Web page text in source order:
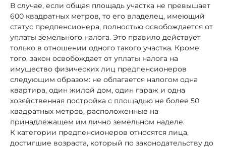
В случае, если общая площадь участка не превышает
600 квадратных метров, то его владелец, имеющий
статус предпенсионера, полностью освобождается от
уплаты земельного налога. Это правило действует
только в отношении одного такого участка. Кроме
того, закон освобождает от уплаты налога на
имущество физических лиц предпенсионеров
следующим образом: не облагается налогом одна
квартира, один жилой дом, один гараж и одна
хозяйственная постройка с площадью не более 50
квадратных метров, расположенные на
принадлежащем им лично земельном наделе.
К категории предпенсионеров относятся лица,
достигшие возраста, который по законодательству до